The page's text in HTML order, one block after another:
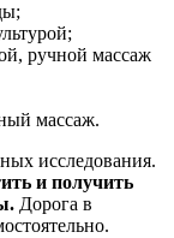
ручной массаж
массаж.
исследования.
и получить
Дорога в